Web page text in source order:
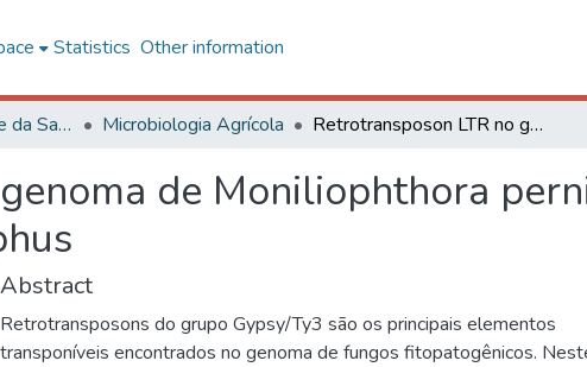
Statistics Other information
Ciências Biológicas e da Saúde Microbiologia Agrícola Retrotransposon LTR no genoma de Moniliophthora perniciosa e Cochliobolus heterostrophus
de Moniliophthora
Abstract
Retrotransposons do grupo Gypsy/Ty3 são os principais elementos
transponíveis encontrados no genoma de fungos fitopatogênicos.